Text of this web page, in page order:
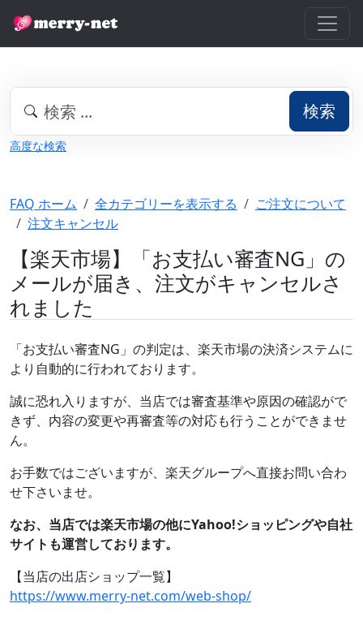
検索
高度な検索
FAQ ホーム 全カテゴリーを表示する
ご注文について
注文キャンセル
【楽天市場】「お支払い審査NG」の
メールが届き、注文がキャンセルさ
れました
「お支払い審査NG」の判定は、 楽天市場の決済システムに
より自動的に行われております。
誠に恐れ入りますが、当店では審査基準や原因の確認がで
きず、内容の変更や再審査等の対応も行うことができませ
ん。
お手数ではございますが、 楽天グループへ直接お問い合わ
せ下さいませ。
なお、当店では楽天市場の他にYahoo!ショッピングや自社
サイトも運営しております。
【当店の出店ショップ一覧】
https://www.merry-net.com/web-shop/